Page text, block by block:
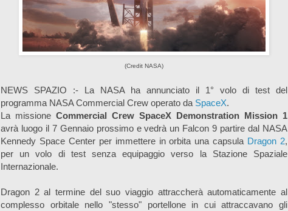
(Credit NASA)
NEWS SPAZIO :- La NASA ha annunciato il 1° volo di test del
programma NASA Commercial Crew operato da SpaceX.
La missione Commercial Crew SpaceX Demonstration Mission 1
avrà luogo il 7 Gennaio prossimo e vedrà un Falcon 9 partire dal NASA
Kennedy Space Center per immettere in orbita una capsula Dragon 2,
per un volo di test senza equipaggio verso la Stazione Spaziale
Internazionale.
Dragon 2 al termine del suo viaggio attraccherà automaticamente al
complesso orbitale nello "stesso" portellone in cui attraccavano gli